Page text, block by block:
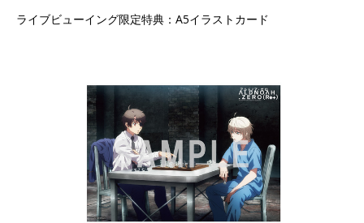
ライブビューイング限定特典：A5イラストカード